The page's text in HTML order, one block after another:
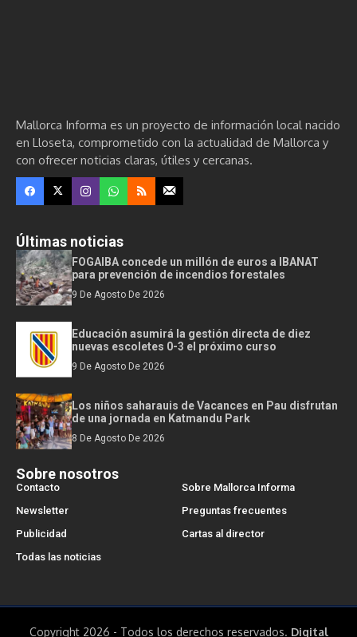
Mallorca Informa es un proyecto de información local nacido
en Lloseta, comprometido con la actualidad de Mallorca y
con ofrecer noticias claras, útiles y cercanas.
Últimas noticias
FOGAIBA concede un millón de euros a IBANAT
para prevención de incendios forestales
9 De Agosto De 2026
Educación asumirá la gestión directa de diez
nuevas escoletes 0-3 el próximo curso
9 De Agosto De 2026
Los niños saharauis de Vacances en Pau disfrutan
de una jornada en Katmandu Park
8 De Agosto De 2026
Sobre nosotros
Contacto
Sobre Mallorca Informa
Newsletter
Preguntas frecuentes
Publicidad
Cartas al director
Todas las noticias
Copyright 2026 - Todos los derechos reservados. Digital